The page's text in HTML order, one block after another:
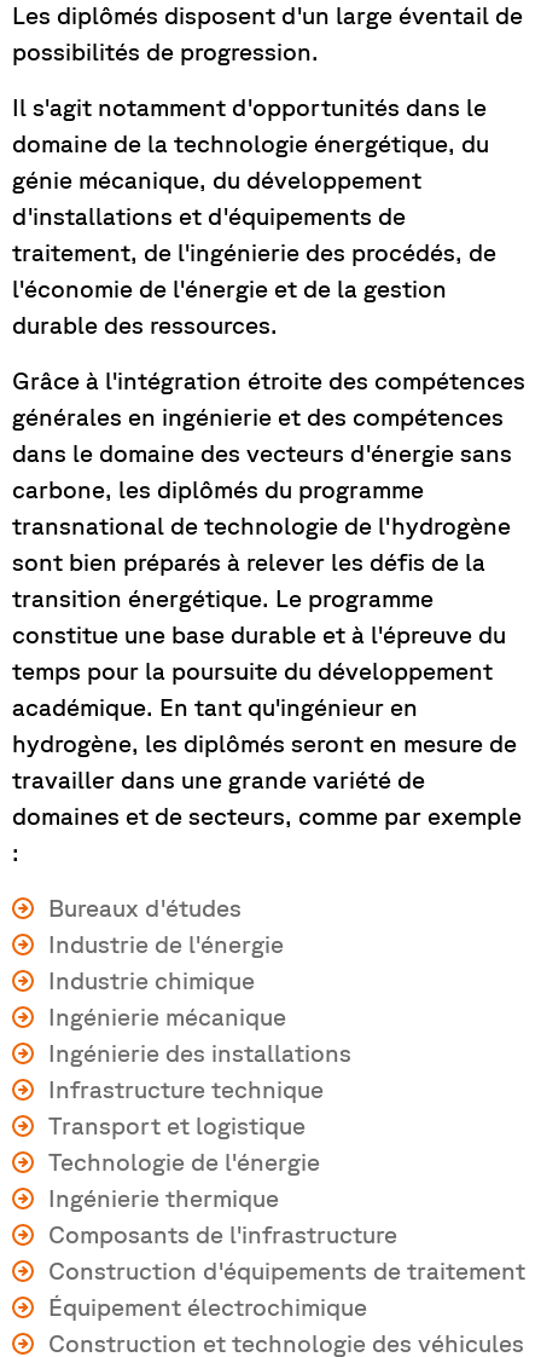
Les diplômés disposent d'un large éventail de
possibilités de progression.
Il s'agit notamment d'opportunités dans le
domaine de la technologie énergétique, du
génie mécanique, du développement
d'installations et d'équipements de
traitement, de l'ingénierie des procédés, de
l'économie de l'énergie et de la gestion
durable des ressources.
Grâce à l'intégration étroite des compétences
générales en ingénierie et des compétences
dans le domaine des vecteurs d'énergie sans
carbone, les diplômés du programme
transnational de technologie de l'hydrogène
sont bien préparés à relever les défis de la
transition énergétique. Le programme
constitue une base durable et à l'épreuve du
temps pour la poursuite du développement
académique. En tant qu'ingénieur en
hydrogène, les diplômés seront en mesure de
travailler dans une grande variété de
domaines et de secteurs, comme par exemple
:
Bureaux d'études
Industrie de l'énergie
Industrie chimique
Ingénierie mécanique
Ingénierie des installations
Infrastructure technique
Transport et logistique
Technologie de l'énergie
Ingénierie thermique
Composants de l'infrastructure
Construction d'équipements de traitement
Équipement électrochimique
Construction et technologie des véhicules